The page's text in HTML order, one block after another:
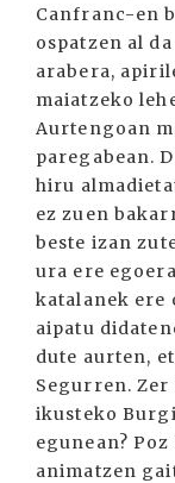
Canfranc-en
ospatzen al
arabera,
maiatzeko
Aurtengoan
paregabean.
hiru
ez zuen
beste izan
ura ere
katalanek ere
aipatu
dute aurten,
Segurren.
ikusteko
egunean?
animatzen